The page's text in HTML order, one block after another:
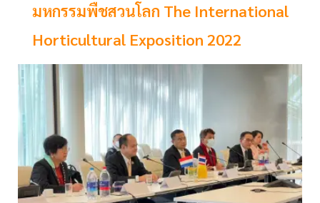
มหกรรมพืชสวนโลก The International
Horticultural Exposition 2022